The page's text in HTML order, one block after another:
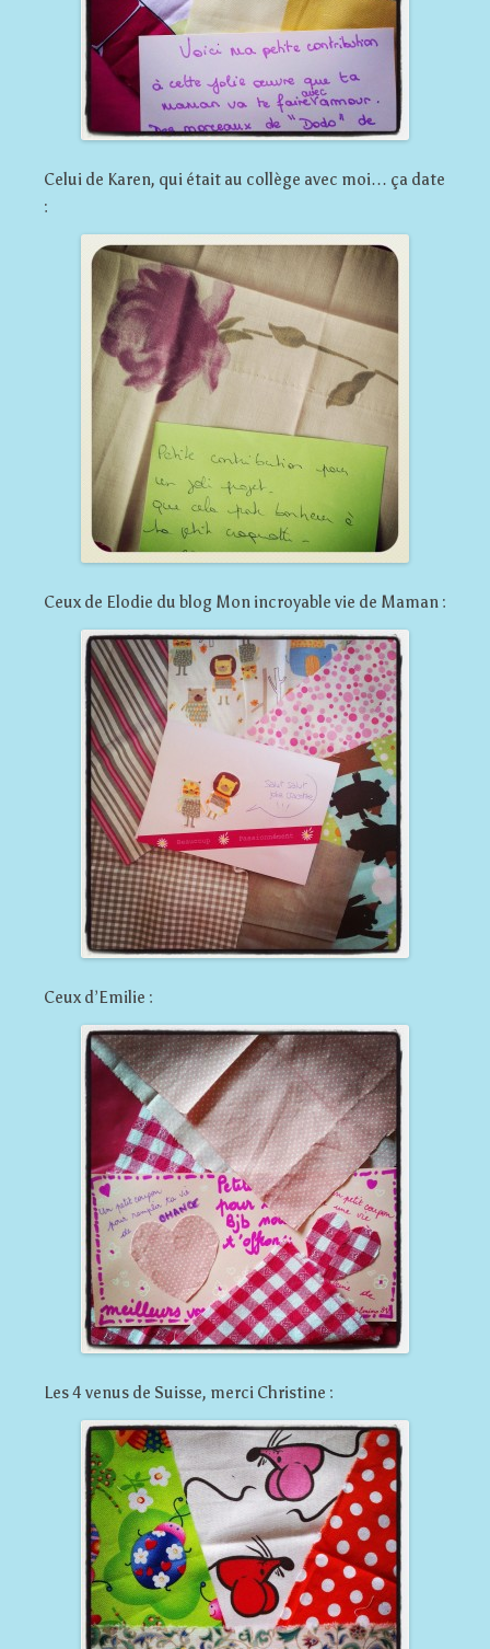
Celui de Karen, qui était au collège avec moi… ça date
:
Ceux de Elodie du blog Mon incroyable vie de Maman :
Ceux d’Emilie :
Les 4 venus de Suisse, merci Christine :